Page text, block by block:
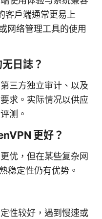
客户端通常更易上
网络管理工具的使用
日誌？
三方独立审计、以及
求。实际情况以供应
测。
更好？
优，但在某些复杂网
稳定性仍有优势。
性较好，遇到慢速或